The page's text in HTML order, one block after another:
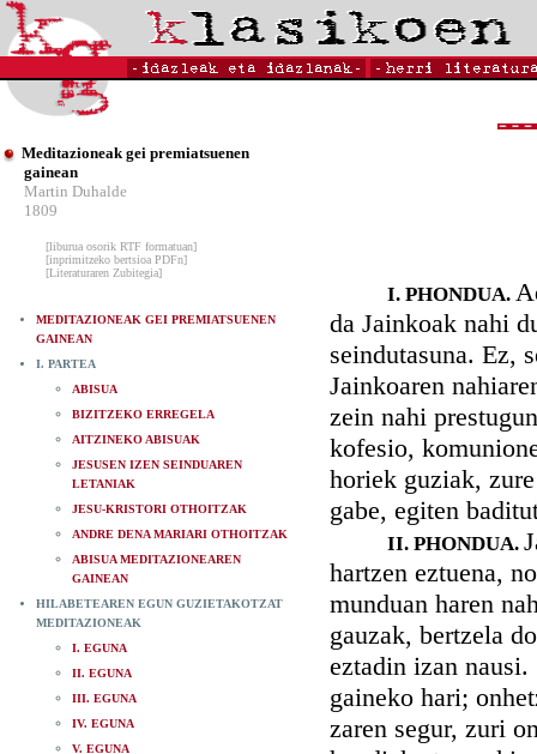
Meditazioneak gei premiatsuenen
gainean
Martin Duhalde
1809
[liburua osorik RTF formatuan]
[inprimitzeko bertsioa PDFn]
[Literaturaren Zubitegia]
MEDITAZIONEAK GEI PREMIATSUENEN
GAINEAN
I. PARTEA
ABISUA
BIZITZEKO ERREGELA
AITZINEKO ABISUAK
JESUSEN IZEN SEINDUAREN
LETANIAK
JESU-KRISTORI OTHOITZAK
ANDRE DENA MARIARI OTHOITZAK
ABISUA MEDITAZIONEAREN
GAINEAN
HILABETEAREN EGUN GUZIETAKOTZAT
MEDITAZIONEAK
I. EGUNA
II. EGUNA
III. EGUNA
IV. EGUNA
V. EGUNA
I. PHONDUA.
da Jainkoak nahi
seindutasuna. Ez,
Jainkoaren
zein nahi
kofesio,
horiek guziak,
gabe, egiten
II. PHONDUA.
hartzen eztuena,
munduan haren
gauzak, bertzela
eztadin izan
gaineko hari;
zaren segur, zuri